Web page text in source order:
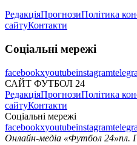
РедакціяПрогнозиПолітика
сайтуКонтакти
Соціальні мережі
facebookxyoutubeinstagram
САЙТ ФУТБОЛ 24
РедакціяПрогнозиПолітика
сайтуКонтакти
Соціальні мережі
facebookxyoutubeinstagram
Онлайн-медіа «Футбол 24»пл.